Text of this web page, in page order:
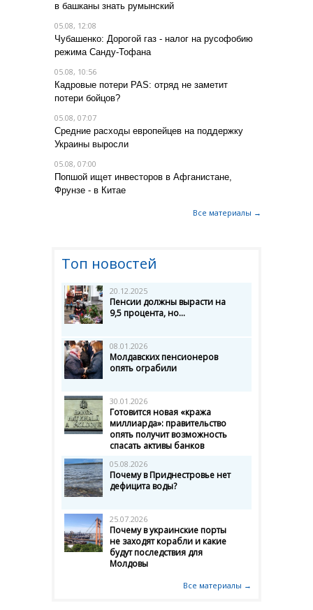
в башканы знать румынский
05.08, 12:08
Чубашенко: Дорогой газ - налог на русофобию
режима Санду-Тофана
05.08, 10:56
Кадровые потери PAS: отряд не заметит
потери бойцов?
05.08, 07:07
Средние расходы европейцев на поддержку
Украины выросли
05.08, 07:00
Попшой ищет инвесторов в Афганистане,
Фрунзе - в Китае
Все материалы →
Топ новостей
20.12.2025
Пенсии должны вырасти на
9,5 процента, но...
08.01.2026
Молдавских пенсионеров
опять ограбили
30.01.2026
Готовится новая «кража
миллиарда»: правительство
опять получит возможность
спасать активы банков
05.08.2026
Почему в Приднестровье нет
дефицита воды?
25.07.2026
Почему в украинские порты
не заходят корабли и какие
будут последствия для
Молдовы
Все материалы →